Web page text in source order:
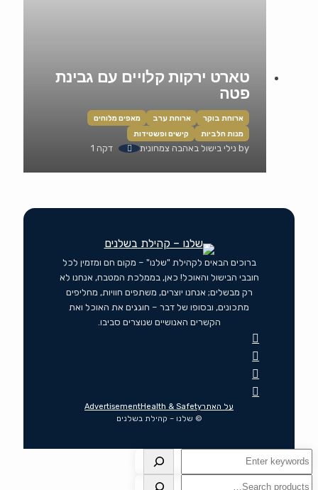
טארט ירקות קלויים עם גבינת
פטה
ארוחת בוקר ארוחת ערב
מאפים מלוחים
מנות חלביות
קישים ופשטידות
by נילי בישול באהבה צמחונית דקה 1
ברוכים הבאים לקהילת "שלנו" – מקום חם ומזמין לכל
חובבי הבישול והאוכל! כאן, בממלכת המטבח, אנחנו לא
רק מבשלים; אנחנו יוצרים, משתפים חוויות, מחליפים
מתכונים, ובסופו של דבר – חוגגים את האוכל ואת
הקשרים האנושיים שנוצרים סביבו.
על האתרHealth & Safety
Advertisement
© שלנו – קהילת בשלנים
חיפוש
חיפוש